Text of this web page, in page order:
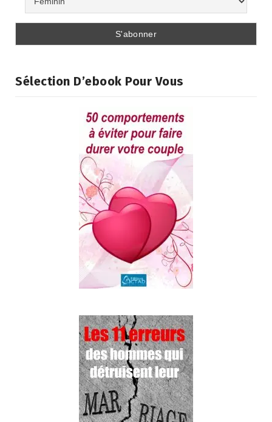
Sélection D’ebook Pour Vous